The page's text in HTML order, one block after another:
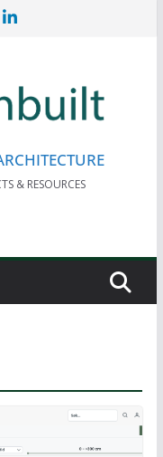
& RESOURCES